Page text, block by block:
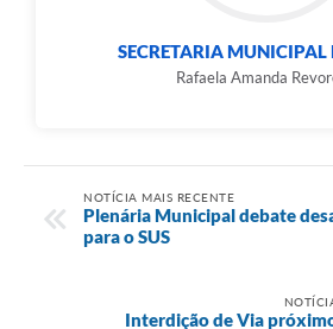
SECRETARIA MUNICIPAL
Rafaela Amanda
NOTÍCIA MAIS RECENTE
Plenária Municipal debate
para o SUS
Interdição de Via